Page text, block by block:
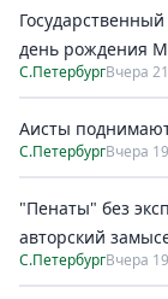
день рождения
С.ПетербургВчера
Аисты
С.ПетербургВчера
"Пенаты" без
авторский
С.ПетербургВчера